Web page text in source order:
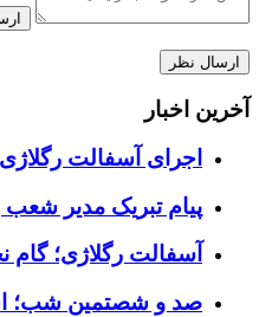
آخرین اخبار
اجرای آسفالت
پیام تبریک مدیر شعب
آسفالت رگلاژی؛
صد و شصتمین شب؛